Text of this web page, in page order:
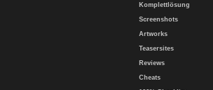
Komplettlösung
Screenshots
Artworks
Teasersites
Reviews
Cheats